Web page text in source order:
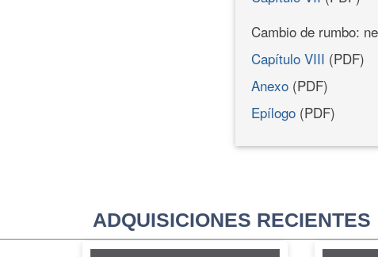
Cambio de rumbo:
Capítulo VIII (PDF)
Anexo (PDF)
Epílogo (PDF)
ADQUISICIONES RECIENTES